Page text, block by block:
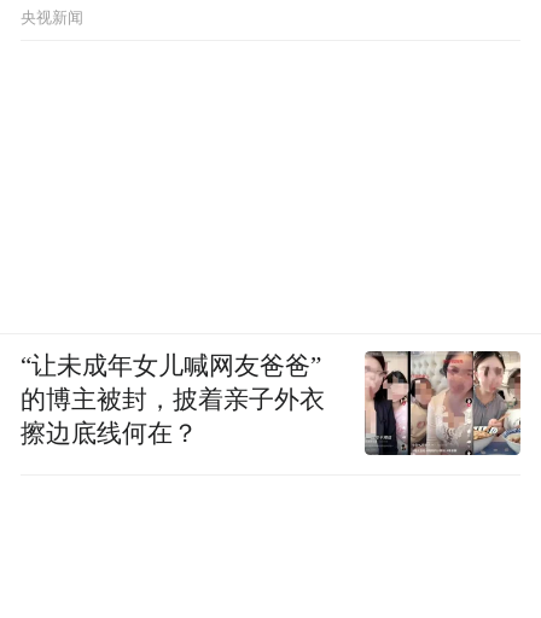
央视新闻
“让未成年女儿喊网友爸爸”
的博主被封，披着亲子外衣
擦边底线何在？